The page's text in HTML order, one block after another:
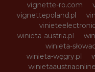
vignette-ro.com
vignettepoland.pl
winieta-austria.pl
winieta-
winieta-węgry.pl